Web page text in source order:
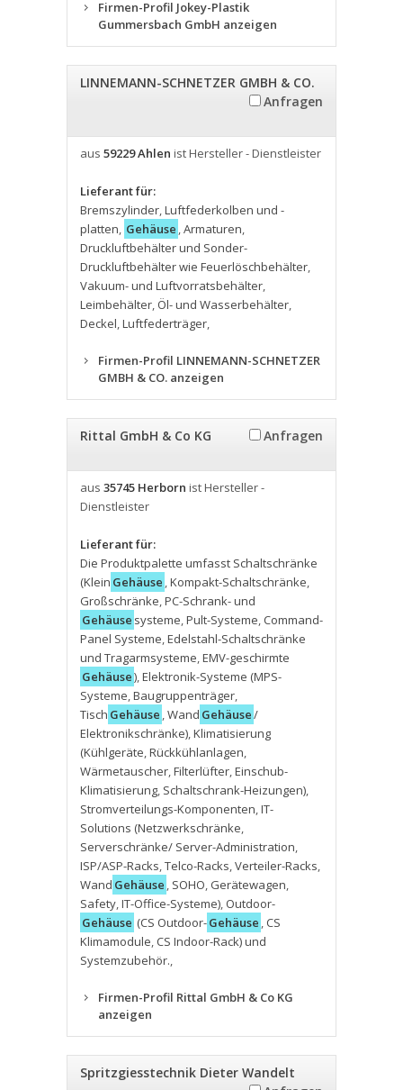
Firmen-Profil Jokey-Plastik
Gummersbach GmbH anzeigen
LINNEMANN-SCHNETZER GMBH & CO.
Anfragen
aus 59229 Ahlen ist Hersteller - Dienstleister
Lieferant für:
Bremszylinder,Luftfederkolben und -
platten, Gehäuse ,Armaturen,
Druckluftbehälter und Sonder-
Druckluftbehälter wie Feuerlöschbehälter,
Vakuum- und Luftvorratsbehälter,
Leimbehälter, Öl- und Wasserbehälter,
Deckel,Luftfederträger,
Firmen-Profil LINNEMANN-SCHNETZER
GMBH & CO. anzeigen
Rittal GmbH & Co KG Anfragen
aus 35745 Herborn ist Hersteller -
Dienstleister
Lieferant für:
Die Produktpalette umfasst Schaltschränke
(Klein Gehäuse ,Kompakt-Schaltschränke,
Großschränke,PC-Schrank- und
Gehäuse systeme,Pult-Systeme, Command-
Panel Systeme,Edelstahl-Schaltschränke
und Tragarmsysteme,EMV-geschirmte
Gehäuse),Elektronik-Systeme (MPS-
Systeme,Baugruppenträger,
Tisch Gehäuse ,Wand Gehäuse/
Elektronikschränke),Klimatisierung
(Kühlgeräte,Rückkühlanlagen,
Wärmetauscher,Filterlüfter,Einschub-
Klimatisierung, Schaltschrank-Heizungen),
Stromverteilungs-Komponenten,IT-
Solutions (Netzwerkschränke,
Serverschränke/ Server-Administration,
ISP/ASP-Racks,Telco-Racks,Verteiler-Racks,
Wand Gehäuse , SOHO, Gerätewagen,
Safety,IT-Office-Systeme), Outdoor-
Gehäuse (CS Outdoor-Gehäuse , CS
Klimamodule, CS Indoor-Rack) und
Systemzubehör.,
Firmen-Profil Rittal GmbH & Co KG
anzeigen
Spritzgiesstechnik Dieter Wandelt